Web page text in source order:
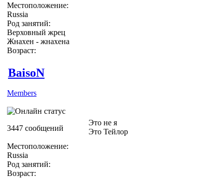
Местоположение:
Russia
Род занятий:
Верховный жрец
Жнахен - жнахена
Возраст:
BaisoN
Members
3447 сообщений
Местоположение:
Russia
Род занятий:
Возраст:
Это не я
Это Тейлор